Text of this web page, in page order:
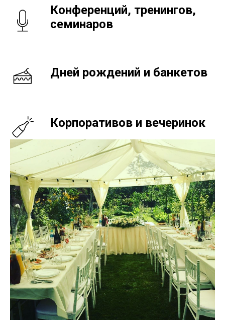
Конференций, тренингов,
семинаров
Дней рождений и банкетов
Корпоративов и вечеринок